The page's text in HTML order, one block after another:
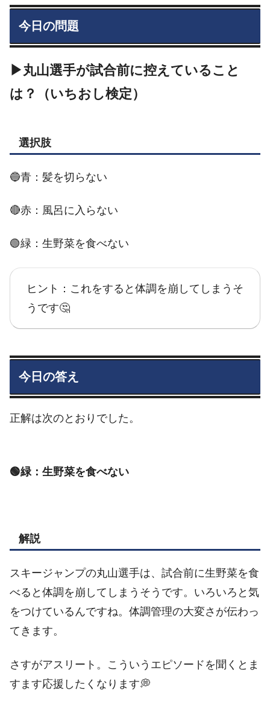
今日の問題
▶丸山選手が試合前に控えていること
は？（いちおし検定）
選択肢
🔵青：髪を切らない
🔴赤：風呂に入らない
🟢緑：生野菜を食べない
ヒント：これをすると体調を崩してしまうそ
うです🤔
今日の答え
正解は次のとおりでした。
🟢緑：生野菜を食べない
解説
スキージャンプの丸山選手は、試合前に生野菜を食
べると体調を崩してしまうそうです。いろいろと気
をつけているんですね。体調管理の大変さが伝わっ
てきます。
さすがアスリート。こういうエピソードを聞くとま
すます応援したくなります💭